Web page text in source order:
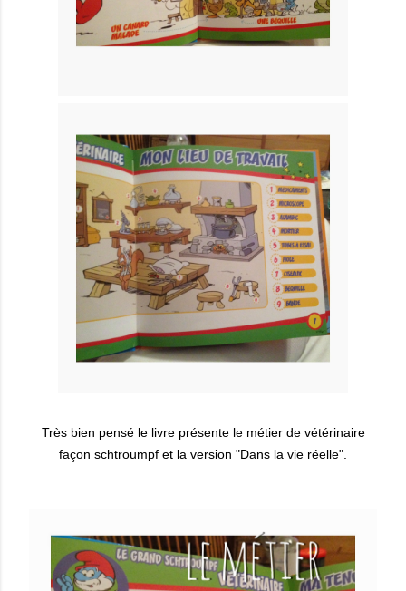
Très bien pensé le livre présente le métier de vétérinaire
façon schtroumpf et la version "Dans la vie réelle".